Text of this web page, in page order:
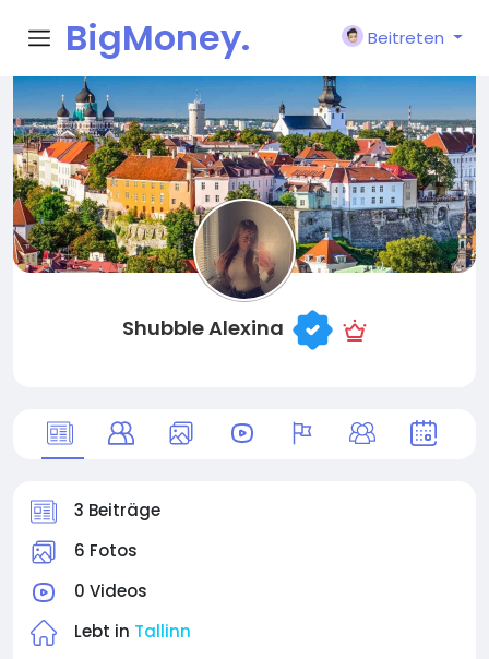
BigMoney.
VIP
Beitreten
Shubble Alexina
3 Beiträge
6 Fotos
0 Videos
Lebt in Tallinn